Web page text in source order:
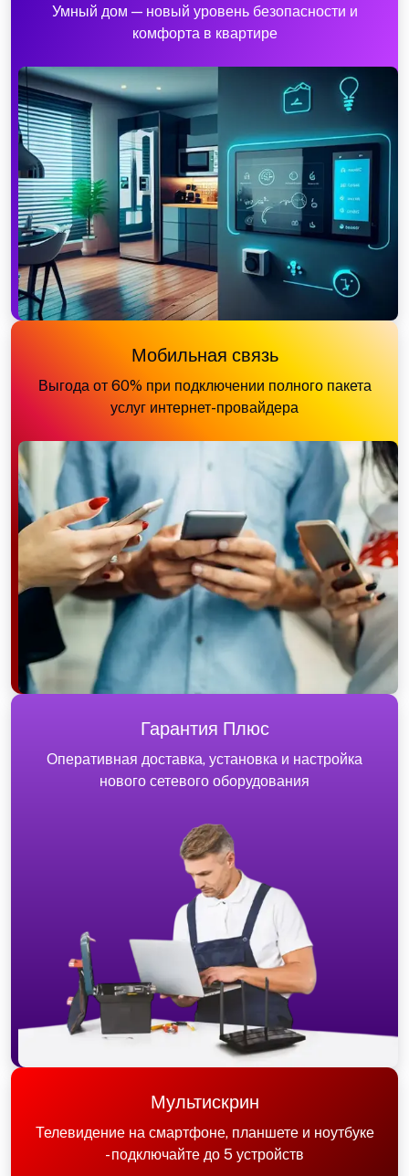
Умный дом — новый уровень безопасности и
комфорта в квартире
Мобильная связь
Выгода от 60% при подключении полного пакета
услуг интернет-провайдера
Гарантия Плюс
Оперативная доставка, установка и настройка
нового сетевого оборудования
Мультискрин
Телевидение на смартфоне, планшете и ноутбуке
- подключайте до 5 устройств